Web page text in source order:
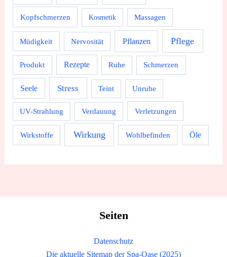
Kopfschmerzen Kosmetik Massagen
Müdigkeit Nervosität Pflanzen Pflege
Produkt Rezepte Ruhe Schmerzen
Seele Stress Teint Unruhe
UV-Strahlung Verdauung Verletzungen
Wirkstoffe Wirkung Wohlbefinden Öle
Seiten
Datenschutz
Die aktuelle Sitemap der Spa-Oase (2025)